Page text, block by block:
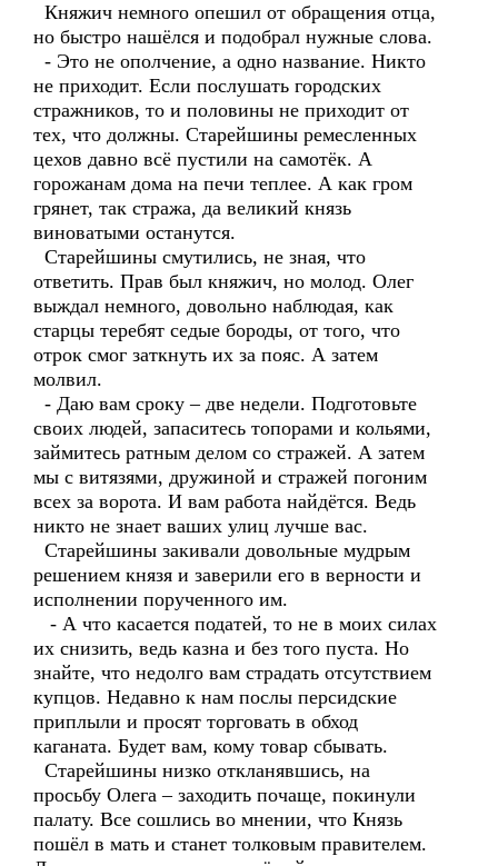
Княжич немного опешил от обращения отца,
но быстро нашёлся и подобрал нужные слова.
- Это не ополчение, а одно название. Никто
не приходит. Если послушать городских
стражников, то и половины не приходит от
тех, что должны. Старейшины ремесленных
цехов давно всё пустили на самотёк. А
горожанам дома на печи теплее. А как гром
грянет, так стража, да великий князь
виноватыми останутся.
Старейшины смутились, не зная, что
ответить. Прав был княжич, но молод. Олег
выждал немного, довольно наблюдая, как
старцы теребят седые бороды, от того, что
отрок смог заткнуть их за пояс. А затем
молвил.
- Даю вам сроку – две недели. Подготовьте
своих людей, запаситесь топорами и кольями,
займитесь ратным делом со стражей. А затем
мы с витязями, дружиной и стражей погоним
всех за ворота. И вам работа найдётся. Ведь
никто не знает ваших улиц лучше вас.
Старейшины закивали довольные мудрым
решением князя и заверили его в верности и
исполнении порученного им.
- А что касается податей, то не в моих силах
их снизить, ведь казна и без того пуста. Но
знайте, что недолго вам страдать отсутствием
купцов. Недавно к нам послы персидские
приплыли и просят торговать в обход
каганата. Будет вам, кому товар сбывать.
Старейшины низко откланявшись, на
просьбу Олега – заходить почаще, покинули
палату. Все сошлись во мнении, что Князь
пошёл в мать и станет толковым правителем.